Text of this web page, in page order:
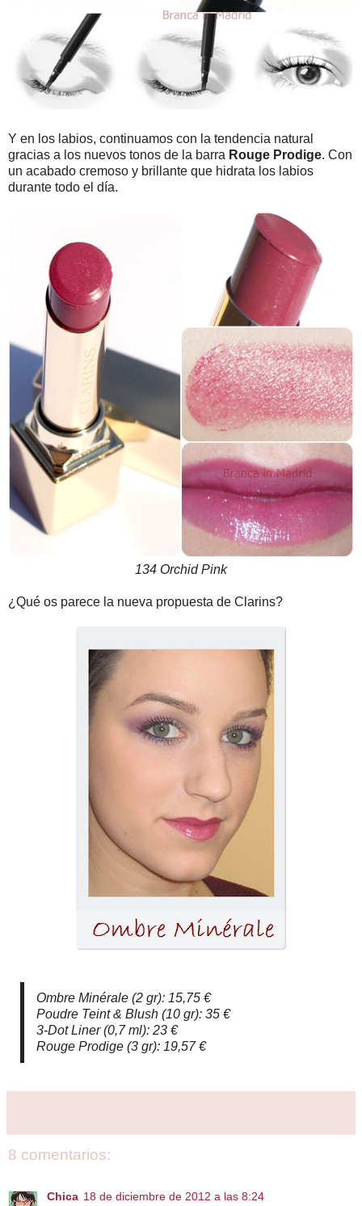
Y en los labios, continuamos con la tendencia natural
gracias a los nuevos tonos de la barra Rouge Prodige. Con
un acabado cremoso y brillante que hidrata los labios
durante todo el día.
134 Orchid Pink
¿Qué os parece la nueva propuesta de Clarins?
Ombre Minérale (2 gr): 15,75 €
Poudre Teint & Blush (10 gr): 35 €
3-Dot Liner (0,7 ml): 23 €
Rouge Prodige (3 gr): 19,57 €
8 comentarios:
Chica 18 de diciembre de 2012 a las 8:24